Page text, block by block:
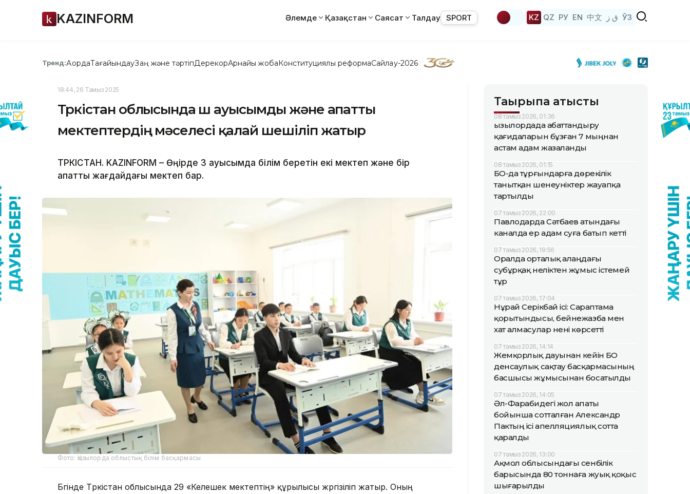
KAZINFORM Әлемде Қазақстан Саясат Талдау SPORT KZ QZ РУ EN 中文 ق ز ЎЗ
Тренд:АқордаТағайындауЗаң және тәртіпДерекқорАрнайы жобаКонституциялық реформаСайлау-2026
18:44, 26 Тамыз 2025
Түркістан облысында үш ауысымды және апатты
мектептердің мәселесі қалай шешіліп жатыр
ТҮРКІСТАН. KAZINFORM – Өңірде 3 ауысымда білім беретін екі мектеп және бір
апатты жағдайдағы мектеп бар.
Фото: Қызылорда облыстық білім басқармасы
Бүгінде Түркістан облысында 29 «Келешек мектептің» құрылысы жүргізіліп жатыр. Оның
Тақырыпқа қатысты
08 тамыз 2026, 01:36
Қызылордада абаттандыру
қағидаларын бұзған 7 мыңнан
астам адам жазаланды
08 тамыз 2026, 01:15
БҚО-да тұрғындарға дөрекілік
танытқан шенеуніктер жауапқа
тартылды
07 тамыз 2026, 22:00
Павлодарда Сәтбаев атындағы
каналда ер адам суға батып кетті
07 тамыз 2026, 19:56
Оралда орталық алаңдағы
субұрқақ неліктен жұмыс істемей
тұр
07 тамыз 2026, 17:04
Нұрай Серікбай ісі: Сараптама
қорытындысы, бейнежазба мен
хат алмасулар нені көрсетті
07 тамыз 2026, 14:14
Жемқорлық дауынан кейін БҚО
денсаулық сақтау басқармасының
басшысы жұмысынан босатылды
07 тамыз 2026, 14:05
Әл-Фарабидегі жол апаты
бойынша сотталған Александр
Пактың ісі апелляциялық сотта
қаралды
07 тамыз 2026, 13:00
Ақмол облысындағы сенбілік
барысында 80 тоннаға жуық қоқыс
шығарылды